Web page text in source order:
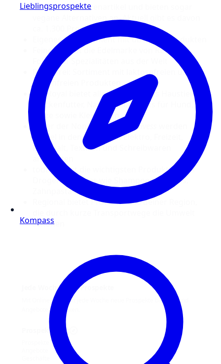
bekannter Markenartikel und bieten sogar
vegane Alternativen an. Aktuell gibt es davon
ca. 1.300 Produkte
Eigenes Bio-Sortiment mit über 450 Produkten
Feine Welt ist die Edelmarke von REWE mit
Fokus auf Spezialitäten aus der Welt
REWE frei: Sortiment mit laktosefreien und
glutenfreien Produkten
ZooRoyal bietet alles rund um das Haustier:
Trockenfutter, Nassfutter, Snacks für Hund,
Katze sowie Kleintieren.
Unter der Non-Food Marke Vivess
Artikel in den Bereichen Elektro, Freizeit,
Haushalt, Textilien und Schreibwaren
angeboten
today bietet die wichtigsten Produkte eines
Drogeriemarktes wie Shampoos, Cremes,
Zahnpasta und sogar Sonnenschutz
Regional bietet Produkte aus deiner Region,
schonen
Jede Woche neue Prospekte
Mit Online Prospekt jede Woche neue Prospekte blättern und
Angebote entdecken.
Prospekt-Welt
Lieblingsprospekte
Kompass